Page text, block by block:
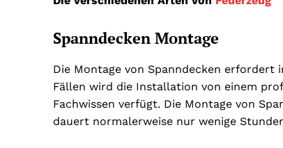
Spanndecken Montage
Die Montage von Spanndecken erfordert
Fällen wird die Installation von einem
Fachwissen verfügt. Die Montage von
dauert normalerweise nur wenige